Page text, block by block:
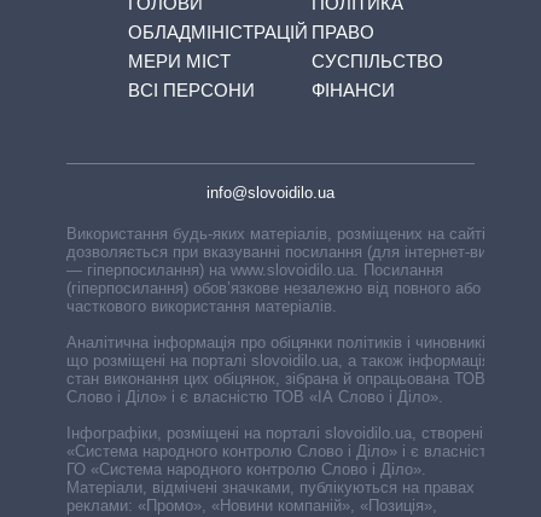
ОБЛАДМІНІСТРАЦІЙ
МЕРИ МІСТ
ВСІ ПЕРСОНИ
ПРАВО
СУСПІЛЬСТВО
ФІНАНСИ
info@slovoidilo.ua
Використання будь-яких матеріалів, розміщених на сайті,
дозволяється при вказуванні посилання (для інтернет-видань
— гіперпосилання) на www.slovoidilo.ua. Посилання
(гіперпосилання) обов’язкове незалежно від повного або
часткового використання матеріалів.
Аналітична інформація про обіцянки політиків і чиновників,
що розміщені на порталі slovoidilo.ua, а також інформація про
стан виконання цих обіцянок, зібрана й опрацьована ТОВ «ІА
Слово і Діло» і є власністю ТОВ «ІА Слово і Діло».
Інфографіки, розміщені на порталі slovoidilo.ua, створені ГО
«Система народного контролю Слово і Діло» і є власністю
ГО «Система народного контролю Слово і Діло».
Матеріали, відмічені значками, публікуються на правах
реклами: «Промо», «Новини компаній», «Позиція»,